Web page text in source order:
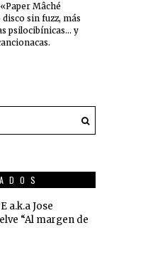
Mâché
sin fuzz, más
psilocibínicas… y
a.k.a Jose
“Al margen de